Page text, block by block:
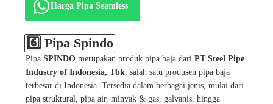
Harga Pipa Seamless
6️⃣ Pipa Spindo
Pipa SPINDO merupakan produk pipa baja dari PT Steel Pipe
Industry of Indonesia, Tbk , salah satu produsen pipa baja
terbesar di Indonesia. Tersedia dalam berbagai jenis, mulai dari
pipa struktural, pipa air, minyak & gas, galvanis, hingga